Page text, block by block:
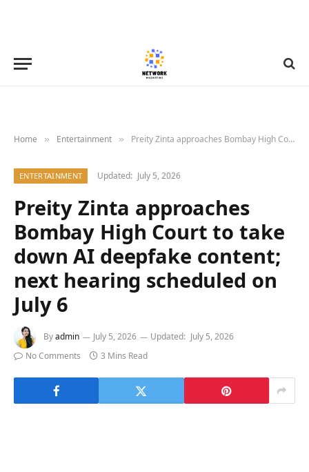
Home » Entertainment » Preity Zinta approaches Bombay High Court to take down AI deepfake content; next hearing scheduled on July 6
ENTERTAINMENT Updated: July 5, 2026
Preity Zinta approaches
Bombay High Court to take
down AI deepfake content;
next hearing scheduled on
July 6
Byadmin July 5, 2026 Updated: July 5, 2026
No Comments
3 Mins Read